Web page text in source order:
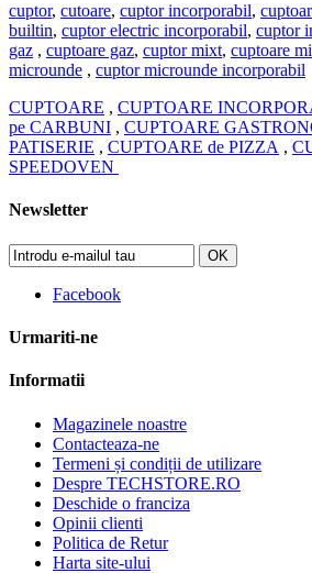
cuptor, cutoare, cuptor incorporabil,
builtin, cuptor electric incorporabil, cuptor
gaz , cuptoare gaz, cuptor mixt, cuptoare
microunde , cuptor microunde incorporabil
CUPTOARE , CUPTOARE
pe CARBUNI , CUPTOARE
PATISERIE , CUPTOARE de PIZZA ,
SPEEDOVEN
Newsletter
OK
Facebook
Urmariti-ne
Informatii
Magazinele noastre
Contacteaza-ne
Termeni și condiții de utilizare
Despre TECHSTORE.RO
Deschide o franciza
Opinii clienti
Politica de Retur
Harta site-ului